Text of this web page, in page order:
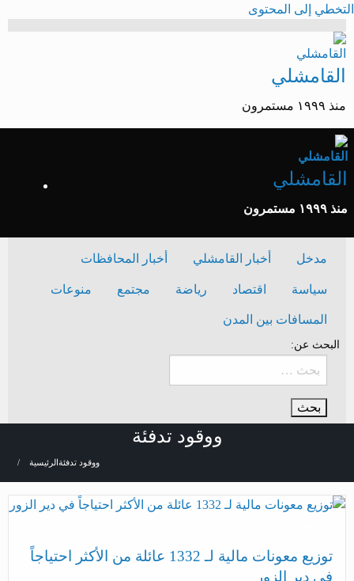
التخطي إلى المحتوى
القامشلي
منذ ١٩٩٩ مستمرون
القامشلي
منذ ١٩٩٩ مستمرون
مدخل أخبار القامشلي أخبار المحافظات
سياسة اقتصاد رياضة مجتمع منوعات
المسافات بين المدن
البحث عن:
ووقود تدفئة
الرئيسيةووقود تدفئة
توزيع معونات مالية لـ 1332 عائلة من الأكثر احتياجاً
في دير الزور